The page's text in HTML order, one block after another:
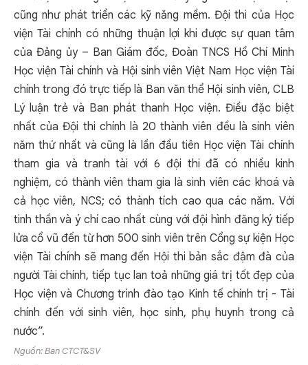
cũng như phát triển các kỹ năng mềm. Đội thi của Học
viện Tài chính có những thuận lợi khi được sự quan tâm
của Đảng ủy – Ban Giám đốc, Đoàn TNCS Hồ Chí Minh
Học viện Tài chính và Hội sinh viên Việt Nam Học viện Tài
chính trong đó trực tiếp là Ban văn thể Hội sinh viên, CLB
Lý luận trẻ và Ban phát thanh Học viện. Điều đặc biệt
nhất của Đội thi chính là 20 thành viên đều là sinh viên
năm thứ nhất và cũng là lần đầu tiên Học viện Tài chính
tham gia và tranh tài với 6 đội thi đã có nhiều kinh
nghiệm, có thành viên tham gia là sinh viên các khoá và
cả học viên, NCS; có thành tích cao qua các năm. Với
tinh thần và ý chí cao nhất cùng với đội hình đăng ký tiếp
lửa cổ vũ đến từ hơn 500 sinh viên trên Cổng sự kiện Học
viện Tài chính sẽ mang đến Hội thi bản sắc đậm đà của
người Tài chính, tiếp tục lan toả những giá trị tốt đẹp của
Học viện và Chương trình đào tạo Kinh tế chính trị - Tài
chính đến với sinh viên, học sinh, phụ huynh trong cả
nước”.
Nguồn: Ban CTCT&SV